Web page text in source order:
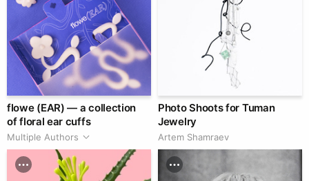
flowe (EAR) — a collection
of floral ear cuffs
Multiple Authors
Photo Shoots for Tuman
Jewelry
Artem Shamraev